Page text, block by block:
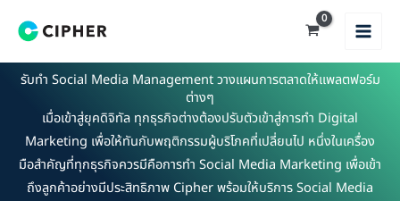
รับทำ Social Media Management วางแผนการตลาดให้แพลตฟอร์ม
ต่างๆ
เมื่อเข้าสู่ยุคดิจิทัล ทุกธุรกิจต่างต้องปรับตัวเข้าสู่การทำ Digital
Marketing เพื่อให้ทันกับพฤติกรรมผู้บริโภคที่เปลี่ยนไป หนึ่งในเครื่อง
มือสำคัญที่ทุกธุรกิจควรมีคือการทำ Social Media Marketing เพื่อเข้า
ถึงลูกค้าอย่างมีประสิทธิภาพ Cipher พร้อมให้บริการ Social Media